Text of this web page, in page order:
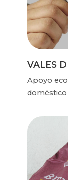
VALES
Apoyo
doméstico